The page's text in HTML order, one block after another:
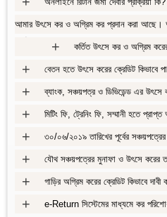
আমার উৎসে কর ও অগ্রিম কর প্রদান করা আছে।
+ কর্তিত উৎসে কর ও অগ্রিম
+
বেতন হতে উৎসে করের ক্রেডিট কিভাবে
+
ব্যাংক, সঞ্চয়পত্র ও ডিভিডেন্ড এর উৎসে
+
মিটিং ফি, ট্রেনিং ফি, সম্মানী হতে
+
৩০/০৬/২০১৯ তারিখের পূর্বের
+
যৌথ সঞ্চয়পত্রের মুনাফা ও উৎসে করের
+
গাড়ির অগ্রিম করের ক্রেডিট কিভাবে দাবী
+
e-Return সিস্টেমের মাধ্যমে কর
+